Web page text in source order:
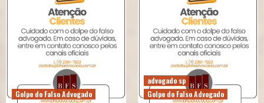
Golpe do Falso Advogado
advogado sp
Golpe do Falso Advogado